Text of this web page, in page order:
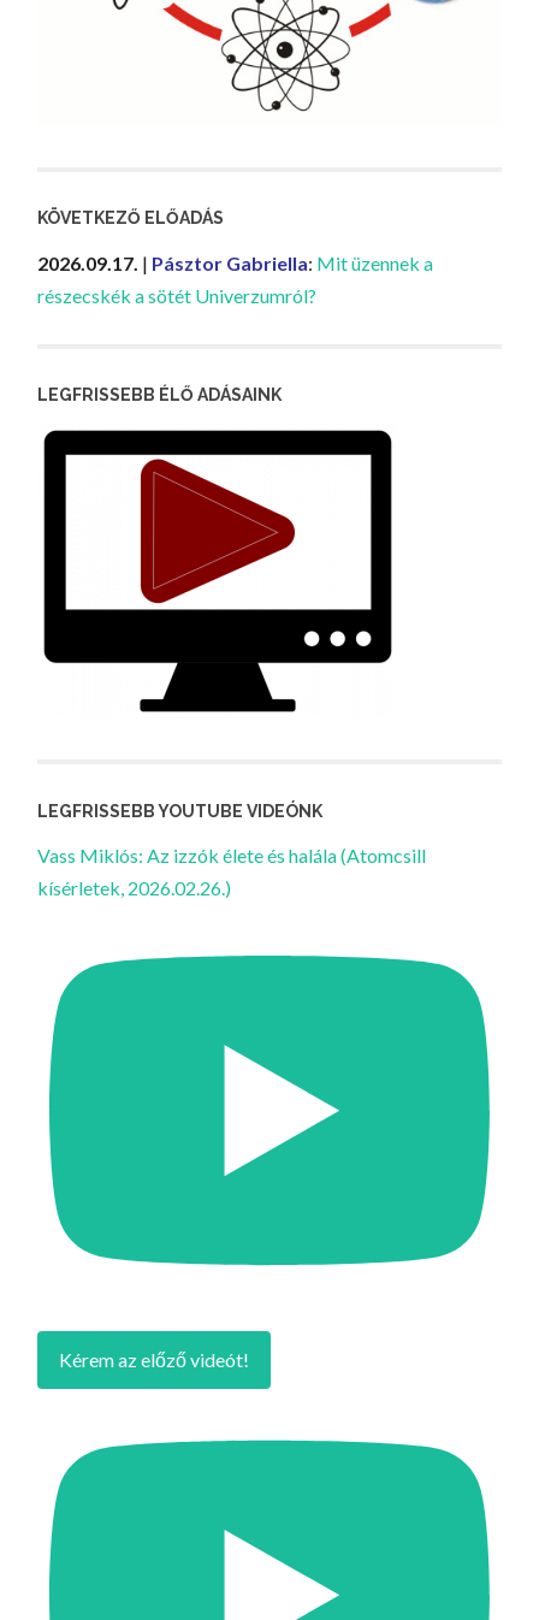
KÖVETKEZŐ ELŐADÁS
2026.09.17. | Pásztor Gabriella: Mit üzennek a
részecskék a sötét Univerzumról?
LEGFRISSEBB ÉLŐ ADÁSAINK
LEGFRISSEBB YOUTUBE VIDEÓNK
Vass Miklós: Az izzók élete és halála (Atomcsill
kísérletek, 2026.02.26.)
Kérem az előző videót!